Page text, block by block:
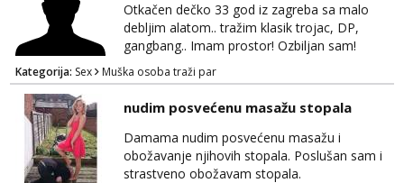
Otkačen dečko 33 god iz zagreba sa malo
debljim alatom.. tražim klasik trojac, DP,
gangbang.. Imam prostor! Ozbiljan sam!
Kondomi i higijena od mene zajamceni :)
Može i normalna dama/cura koja voli
swingati! :) 0924510862
Kategorija: Sex Muška osoba traži par
nudim posvećenu masažu stopala
Damama nudim posvećenu masažu i
obožavanje njihovih stopala. Poslušan sam i
strastveno obožavam stopala.